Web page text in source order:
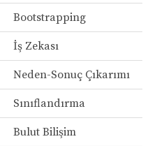
Bootstrapping
İş Zekası
Neden-Sonuç Çıkarımı
Sınıflandırma
Bulut Bilişim